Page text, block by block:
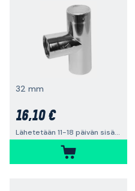
32 mm
16,10 €
Lähetetään 11-18 päivän sisällä